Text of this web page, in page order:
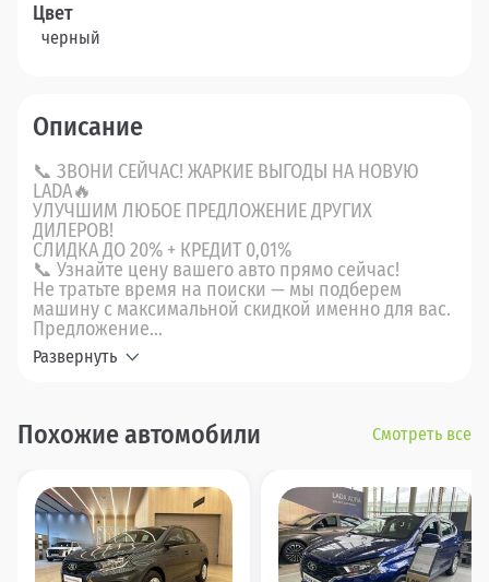
Цвет
черный
Описание
📞 ЗВОНИ СЕЙЧАС! ЖАРКИЕ ВЫГОДЫ НА НОВУЮ
LADA🔥
УЛУЧШИМ ЛЮБОЕ ПРЕДЛОЖЕНИЕ ДРУГИХ
ДИЛЕРОВ!
СЛИДКА ДО 20% + КРЕДИТ 0,01%
📞 Узнайте цену вашего авто прямо сейчас!
Не тратьте время на поиски — мы подберем
машину с максимальной скидкой именно для вас.
Предложение...
Развернуть
Похожие автомобили Смотреть все